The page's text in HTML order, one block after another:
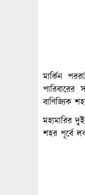
মার্কিন
বাণিজ্যিক
মহামারির
শহর পূর্বে